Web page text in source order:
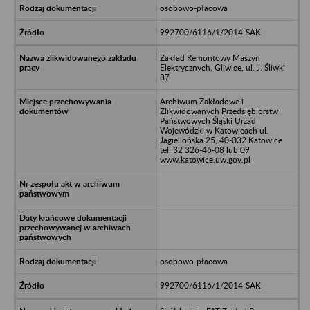
osobowo-płacowa
992700/6116/1/2014-SAK
Zakład Remontowy Maszyn
Elektrycznych, Gliwice, ul. J. Śliwki
87
Archiwum Zakładowe i
Zlikwidowanych Przedsiębiorstw
Państwowych Śląski Urząd
Wojewódzki w Katowicach ul.
Jagiellońska 25, 40-032 Katowice
tel. 32 326-46-08 lub 09
www.katowice.uw.gov.pl
osobowo-płacowa
992700/6116/1/2014-SAK